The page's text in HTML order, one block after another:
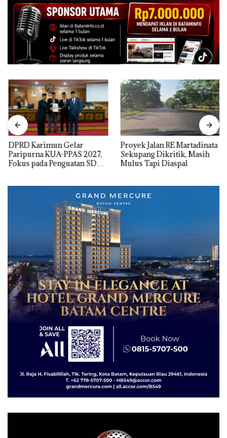
DPRD Karimun Gelar
Paripurna KUA-PPAS 2027,
Fokus pada Penguatan SDM,
Proyek Jalan RE Martadinata
Sekupang Dikritik, Masih
Mulus Tapi Diaspal